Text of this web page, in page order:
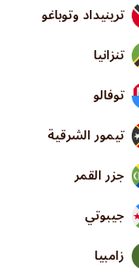
ترينيداد وتوباغو
تنزانيا
توفالو
تيمور الشرقية
جزر القمر
جيبوتي
زامبيا